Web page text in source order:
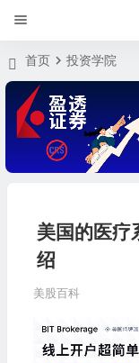
首页 投资学院
美国的医疗
绍
美股百科